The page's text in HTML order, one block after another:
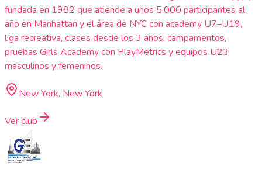
fundada en 1982 que atiende a unos 5.000 participantes al
año en Manhattan y el área de NYC con academy U7–U19,
liga recreativa, clases desde los 3 años, campamentos,
pruebas Girls Academy con PlayMetrics y equipos U23
masculinos y femeninos.
New York, New York
Ver club